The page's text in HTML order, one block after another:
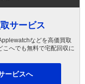
サービス
などを高価買取
こへでも無料で宅配回収に
ービスへ